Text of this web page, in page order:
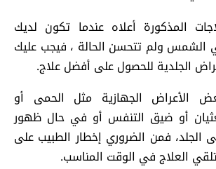
المذكورة أعلاه عندما تكون لديك
ولم تتحسن الحالة ، فيجب عليك
الجلدية للحصول على أفضل علاج.
الأعراض الجهازية مثل الحمى أو
أو ضيق التنفس أو في حال ظهور
الجلد، فمن الضروري إخطار الطبيب على
العلاج في الوقت المناسب.